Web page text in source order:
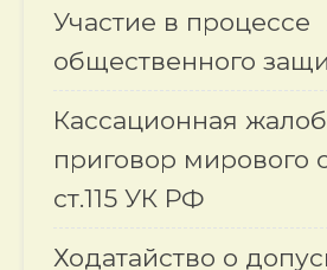
Участие в процессе
общественного
Кассационная
приговор мирового
ст.115 УК РФ
Ходатайство о